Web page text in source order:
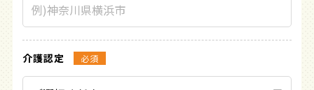
介護認定 必須